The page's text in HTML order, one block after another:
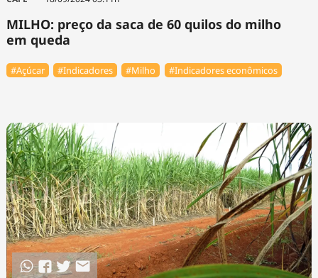
MILHO: preço da saca de 60 quilos do milho
em queda
#Açúcar #Indicadores #Milho #Indicadores econômicos